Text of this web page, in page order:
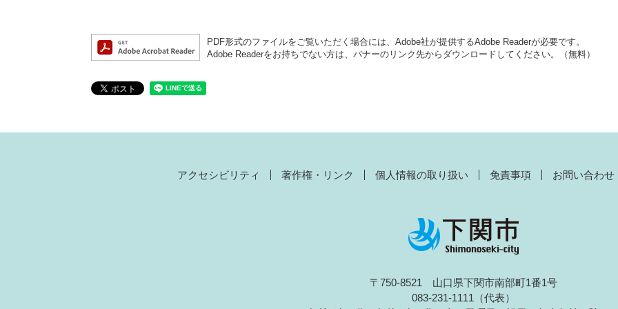
PDF形式のファイルをご覧いただく場合には、Adobe社が提供するAdobe Readerが必要です。
Adobe Readerをお持ちでない方は、バナーのリンク先からダウンロードしてください。（無料）
アクセシビリティ 著作権・リンク 個人情報の取り扱い 免責事項 お問い合わせ
〒750-8521 山口県下関市南部町1番1号
083-231-1111（代表）